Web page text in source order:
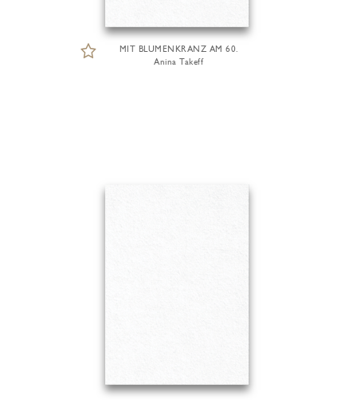
MIT BLUMENKRANZ AM 60.
Anina Takeff